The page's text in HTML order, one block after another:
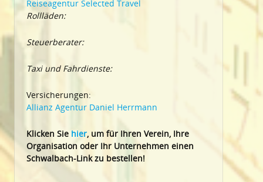
Reiseagentur Selected Travel
Rollläden:
Steuerberater:
Taxi und Fahrdienste:
Versicherungen:
Allianz Agentur Daniel Herrmann
Klicken Sie hier, um für Ihren Verein, Ihre
Organisation oder Ihr Unternehmen einen
Schwalbach-Link zu bestellen!